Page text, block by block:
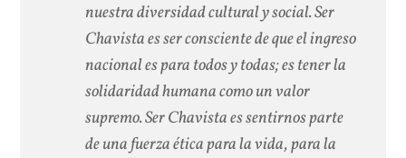
nuestra diversidad cultural y social. Ser
Chavista es ser consciente de que el ingreso
nacional es para todos y todas; es tener la
solidaridad humana como un valor
supremo. Ser Chavista es sentirnos parte
de una fuerza ética para la vida, para la